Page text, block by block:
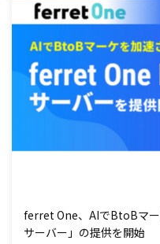
ferret One、AIでBtoBマ
サーバー」の提供を開始